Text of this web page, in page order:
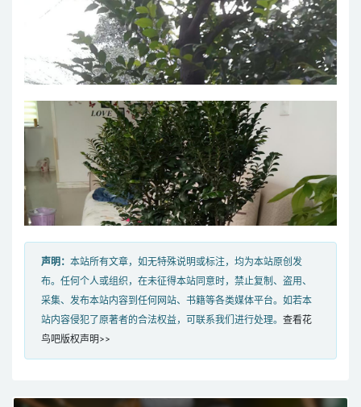
声明： 本站所有文章，如无特殊说明或标注，均为本站原创发
布。任何个人或组织，在未征得本站同意时，禁止复制、盗用、
采集、发布本站内容到任何网站、书籍等各类媒体平台。如若本
站内容侵犯了原著者的合法权益，可联系我们进行处理。 查看花
鸟吧版权声明>>